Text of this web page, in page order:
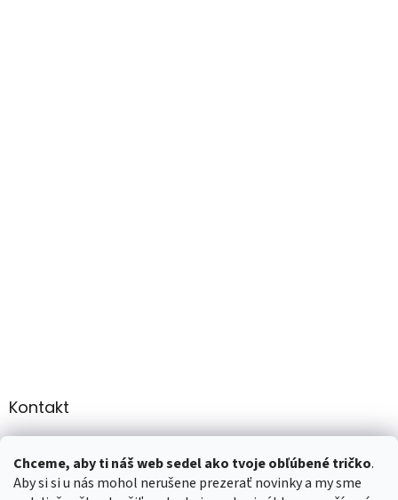
Chceme, aby ti náš web sedel ako tvoje obľúbené tričko.
Aby si si u nás mohol nerušene prezerať novinky a my sme
Kontakt
+421 907947783